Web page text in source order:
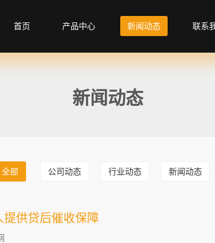
首页 产品中心 新闻动态 联系
新闻动态
全部 公司动态 行业动态 新闻动态
供贷后催收保障